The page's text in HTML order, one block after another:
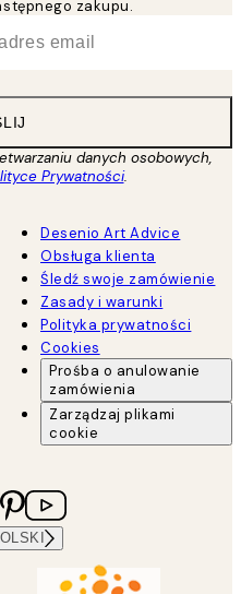
zakupu.
danych osobowych,
Prywatności.
Desenio Art Advice
Obsługa klienta
Śledź swoje zamówienie
Zasady i warunki
Polityka prywatności
Cookies
Prośba o anulowanie
zamówienia
Zarządzaj plikami
cookie